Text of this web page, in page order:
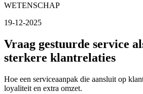
WETENSCHAP
19-12-2025
Vraag gestuurde service
sterkere klantrelaties
Hoe een serviceaanpak die aansluit op
loyaliteit en extra omzet.